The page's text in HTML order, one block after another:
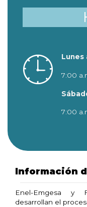
Lunes
7:00
7:00
Información
Enel-Emgesa y
desarrollan el